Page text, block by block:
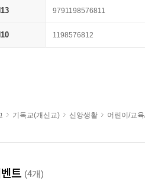
9791198576811
1198576812
기독교(개신교) 신앙생활 어린이/교
트 (4개)